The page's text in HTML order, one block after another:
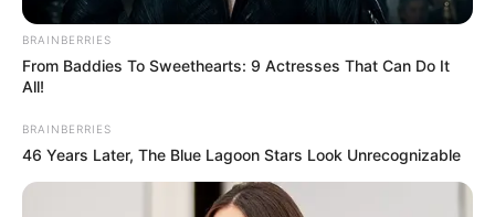
BRAINBERRIES
From Baddies To Sweethearts: 9 Actresses That Can Do It
All!
BRAINBERRIES
46 Years Later, The Blue Lagoon Stars Look Unrecognizable